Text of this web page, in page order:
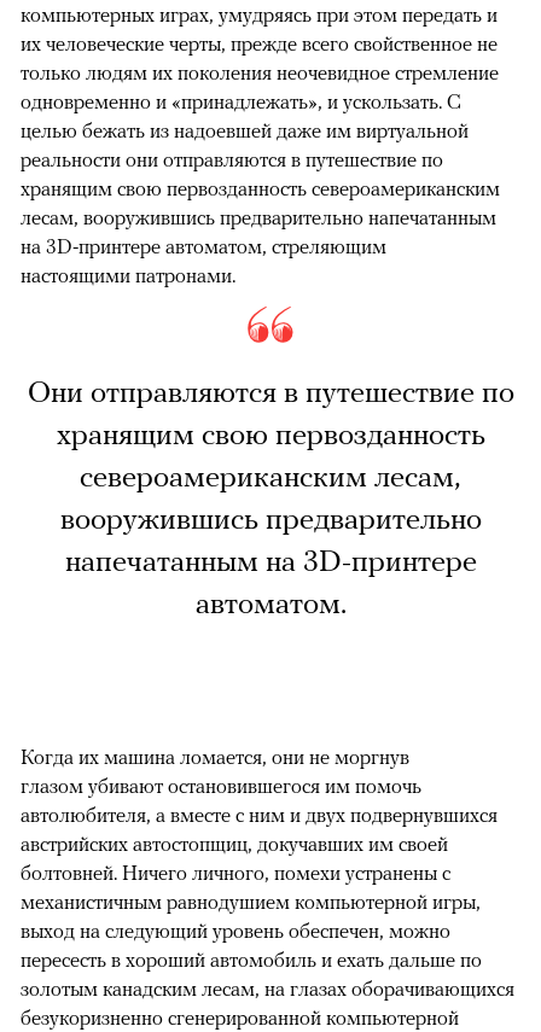
компьютерных играх, умудряясь при этом передать и
их человеческие черты, прежде всего свойственное не
только людям их поколения неочевидное стремление
одновременно и «принадлежать», и ускользать. С
целью бежать из надоевшей даже им виртуальной
реальности они отправляются в путешествие по
хранящим свою первозданность североамериканским
лесам, вооружившись предварительно напечатанным
на 3D-принтере автоматом, стреляющим
настоящими патронами.
Они отправляются в путешествие по
хранящим свою первозданность
североамериканским лесам,
вооружившись предварительно
напечатанным на 3D-принтере
автоматом.
Когда их машина ломается, они не моргнув
глазом убивают остановившегося им помочь
автолюбителя, а вместе с ним и двух подвернувшихся
австрийских автостопщиц, докучавших им своей
болтовней. Ничего личного, помехи устранены с
механистичным равнодушием компьютерной игры,
выход на следующий уровень обеспечен, можно
пересесть в хороший автомобиль и ехать дальше по
золотым канадским лесам, на глазах оборачивающихся
безукоризненно сгенерированной компьютерной